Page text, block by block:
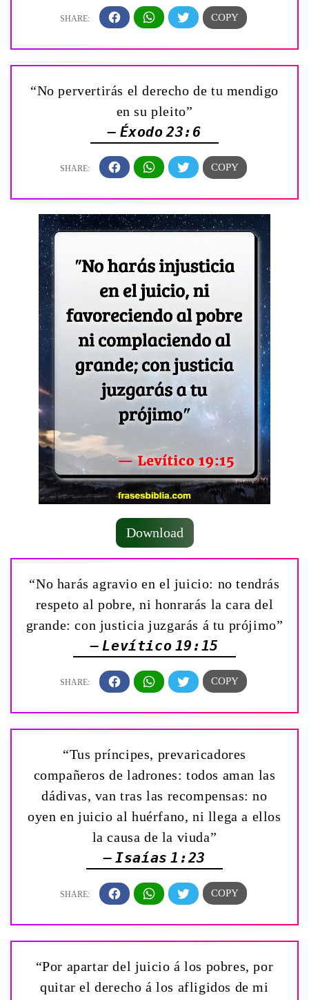
“No pervertirás el derecho de tu mendigo
en su pleito”
— Éxodo 23:6
Download
“No harás agravio en el juicio: no tendrás
respeto al pobre, ni honrarás la cara del
grande: con justicia juzgarás á tu prójimo”
— Levítico 19:15
“Tus príncipes, prevaricadores
compañeros de ladrones: todos aman las
dádivas, van tras las recompensas: no
oyen en juicio al huérfano, ni llega a ellos
la causa de la viuda”
— Isaías 1:23
“Por apartar del juicio á los pobres, por
quitar el derecho á los afligidos de mi